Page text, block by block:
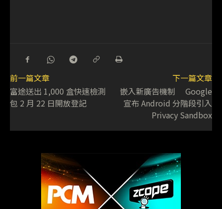
前一篇文章
富途送出 1,000 盒快速檢測
包 2 月 22 日開放登記
下一篇文章
嵌入新廣告機制 Google
宣布 Android 分階段引入
Privacy Sandbox